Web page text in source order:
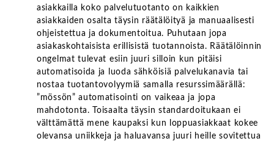
asiakkailla koko palvelutuotanto on kaikkien
asiakkaiden osalta täysin räätälöityä ja manuaalisesti
ohjeistettua ja dokumentoitua. Puhutaan jopa
asiakaskohtaisista erillisistä tuotannoista. Räätälöinnin
ongelmat tulevat esiin juuri silloin kun pitäisi
automatisoida ja luoda sähköisiä palvelukanavia tai
nostaa tuotantovolyymiä samalla resurssimäärällä:
”mössön” automatisointi on vaikeaa ja jopa
mahdotonta. Toisaalta täysin standardoitukaan ei
välttämättä mene kaupaksi kun loppuasiakkaat kokee
olevansa uniikkeja ja haluavansa juuri heille sovitettua